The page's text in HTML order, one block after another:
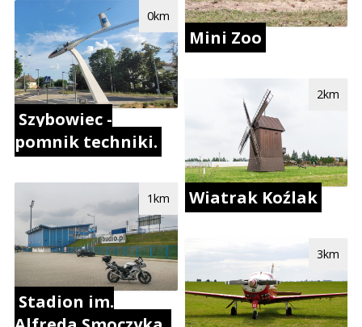
Szybowiec -
pomnik techniki.
0km
Stadion im.
1km
Mini Zoo
Wiatrak Koźlak
2km
3km